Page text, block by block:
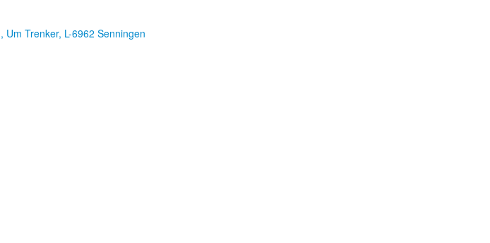
Um Trenker, L-6962 Senningen